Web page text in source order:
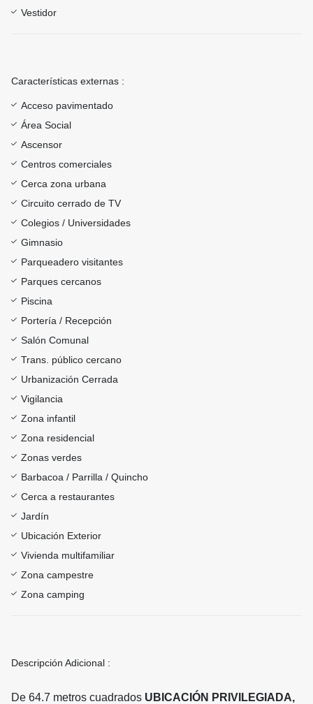
Vestidor
Características externas :
Acceso pavimentado
Área Social
Ascensor
Centros comerciales
Cerca zona urbana
Circuito cerrado de TV
Colegios / Universidades
Gimnasio
Parqueadero visitantes
Parques cercanos
Piscina
Portería / Recepción
Salón Comunal
Trans. público cercano
Urbanización Cerrada
Vigilancia
Zona infantil
Zona residencial
Zonas verdes
Barbacoa / Parrilla / Quincho
Cerca a restaurantes
Jardín
Ubicación Exterior
Vivienda multifamiliar
Zona campestre
Zona camping
Descripción Adicional :
De 64.7 metros cuadrados UBICACIÓN PRIVILEGIADA,